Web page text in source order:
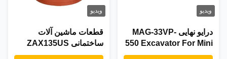
ویدیو
درایو نهایی MAG-33VP-
550 Excavator For Mini
Excavator ZX50 ZX40
ویدیو
قطعات ماشین آلات
ساختمانی ZAX135US
درایوهای نهایی برای بیل